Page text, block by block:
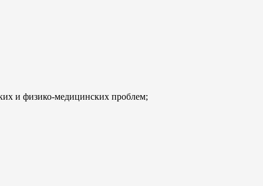
и физико-медицинских проблем;